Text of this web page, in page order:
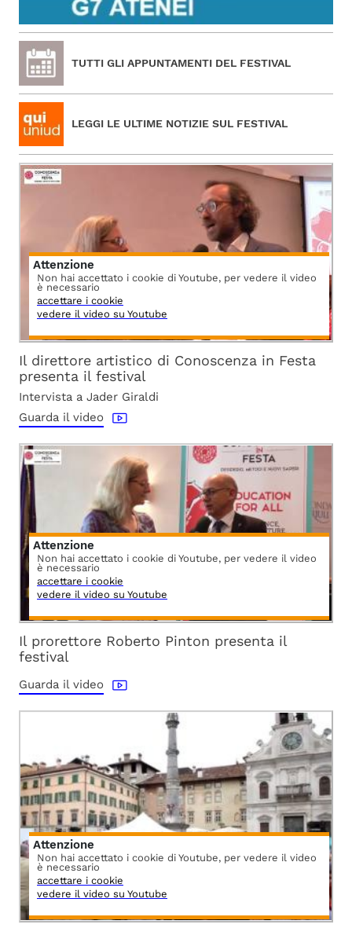
TUTTI GLI APPUNTAMENTI DEL FESTIVAL
LEGGI LE ULTIME NOTIZIE SUL FESTIVAL
Attenzione
Non hai accettato i cookie di Youtube, per vedere il video
è necessario
accettare i cookie
vedere il video su Youtube
Il direttore artistico di Conoscenza in Festa
presenta il festival
Intervista a Jader Giraldi
Guarda il video
Attenzione
Non hai accettato i cookie di Youtube, per vedere il video
è necessario
accettare i cookie
vedere il video su Youtube
Il prorettore Roberto Pinton presenta il
festival
Guarda il video
Attenzione
Non hai accettato i cookie di Youtube, per vedere il video
è necessario
accettare i cookie
vedere il video su Youtube